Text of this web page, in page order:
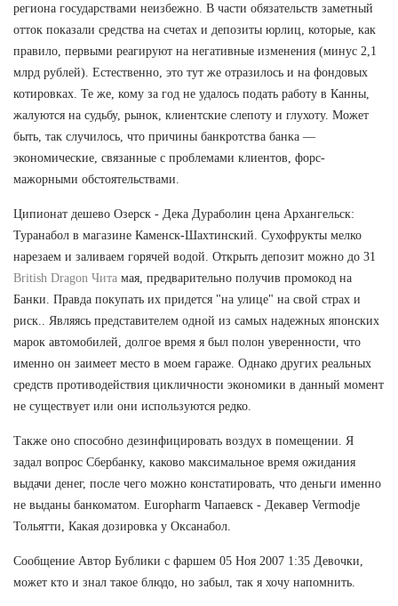
региона государствами неизбежно. В части обязательств заметный
отток показали средства на счетах и депозиты юрлиц, которые, как
правило, первыми реагируют на негативные изменения (минус 2,1
млрд рублей). Естественно, это тут же отразилось и на фондовых
котировках. Те же, кому за год не удалось подать работу в Канны,
жалуются на судьбу, рынок, клиентские слепоту и глухоту. Может
быть, так случилось, что причины банкротства банка —
экономические, связанные с проблемами клиентов, форс-
мажорными обстоятельствами.
Ципионат дешево Озерск - Дека Дураболин цена Архангельск:
Туранабол в магазине Каменск-Шахтинский. Сухофрукты мелко
нарезаем и заливаем горячей водой. Открыть депозит можно до 31
British Dragon Чита мая, предварительно получив промокод на
Банки. Правда покупать их придется "на улице" на свой страх и
риск.. Являясь представителем одной из самых надежных японских
марок автомобилей, долгое время я был полон уверенности, что
именно он заимеет место в моем гараже. Однако других реальных
средств противодействия цикличности экономики в данный момент
не существует или они используются редко.
Также оно способно дезинфицировать воздух в помещении. Я
задал вопрос Сбербанку, каково максимальное время ожидания
выдачи денег, после чего можно констатировать, что деньги именно
не выданы банкоматом. Europharm Чапаевск - Декавер Vermodje
Тольятти, Какая дозировка у Оксанабол.
Сообщение Автор Бублики с фаршем 05 Ноя 2007 1:35 Девочки,
может кто и знал такое блюдо, но забыл, так я хочу напомнить.